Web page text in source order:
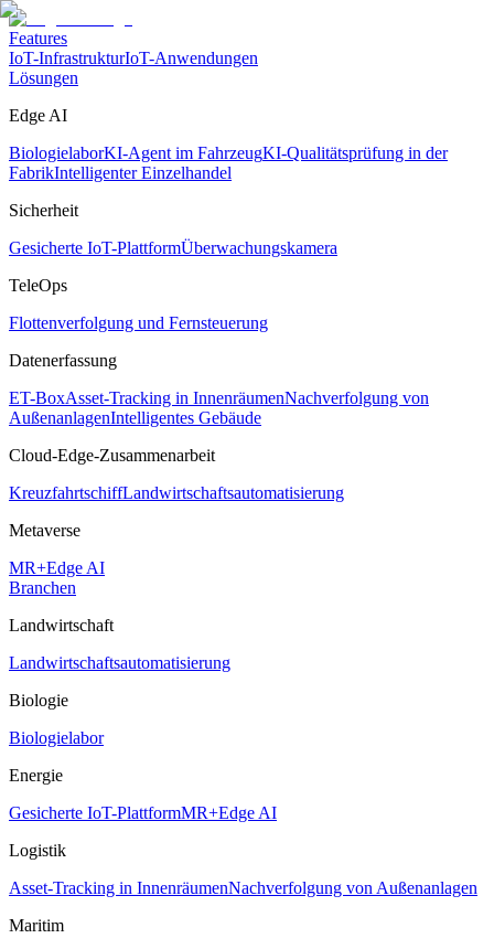
Features
IoT-InfrastrukturIoT-Anwendungen
Lösungen
Edge AI
BiologielaborKI-Agent im FahrzeugKI-Qualitätsprüfung in der
FabrikIntelligenter Einzelhandel
Sicherheit
Gesicherte IoT-PlattformÜberwachungskamera
TeleOps
Flottenverfolgung und Fernsteuerung
Datenerfassung
ET-BoxAsset-Tracking in InnenräumenNachverfolgung von
AußenanlagenIntelligentes Gebäude
Cloud-Edge-Zusammenarbeit
KreuzfahrtschiffLandwirtschaftsautomatisierung
Metaverse
MR+Edge AI
Branchen
Landwirtschaft
Landwirtschaftsautomatisierung
Biologie
Biologielabor
Energie
Gesicherte IoT-PlattformMR+Edge AI
Logistik
Asset-Tracking in InnenräumenNachverfolgung von Außenanlagen
Maritim